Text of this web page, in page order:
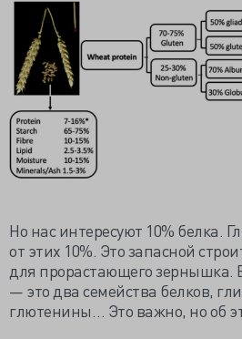
Но нас интересуют 10% белка.
от этих 10%. Это запасной
для прорастающего зернышка.
— это два семейства белков,
глютенины… Это важно, но об